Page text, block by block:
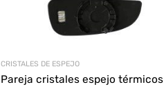
CRISTALES DE ESPEJO
Pareja cristales espejo térmicos